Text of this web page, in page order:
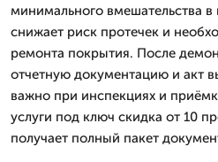
минимального вмешательства в
снижает риск протечек и
ремонта покрытия. После
отчетную документацию и акт
важно при инспекциях и
услуги под ключ скидка от 10
получает полный пакет